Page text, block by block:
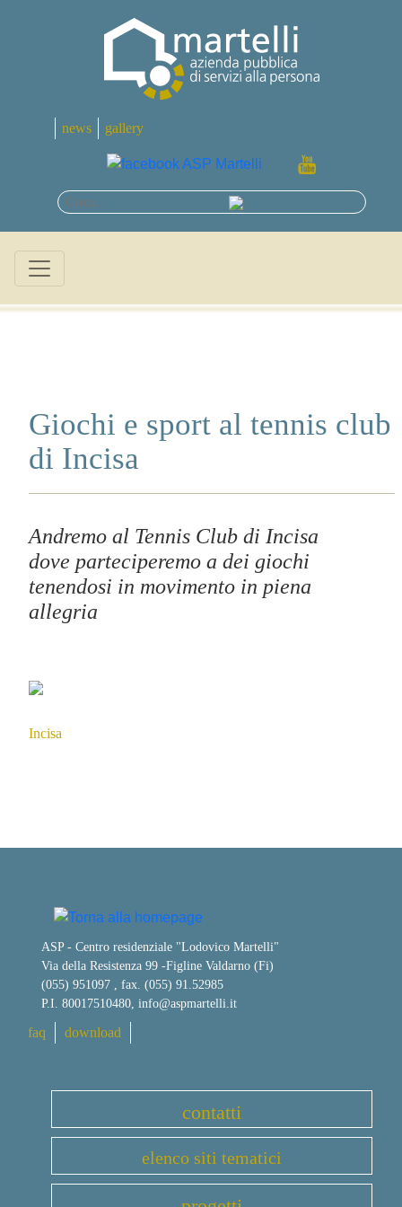
news gallery
Giochi e sport al tennis club
di Incisa
Andremo al Tennis Club di Incisa
dove parteciperemo a dei giochi
tenendosi in movimento in piena
allegria
Incisa
ASP - Centro residenziale "Lodovico Martelli"
Via della Resistenza 99 -Figline Valdarno (Fi)
(055) 951097 , fax. (055) 91.52985
P.I. 80017510480, info@aspmartelli.it
faq download
contatti
elenco siti tematici